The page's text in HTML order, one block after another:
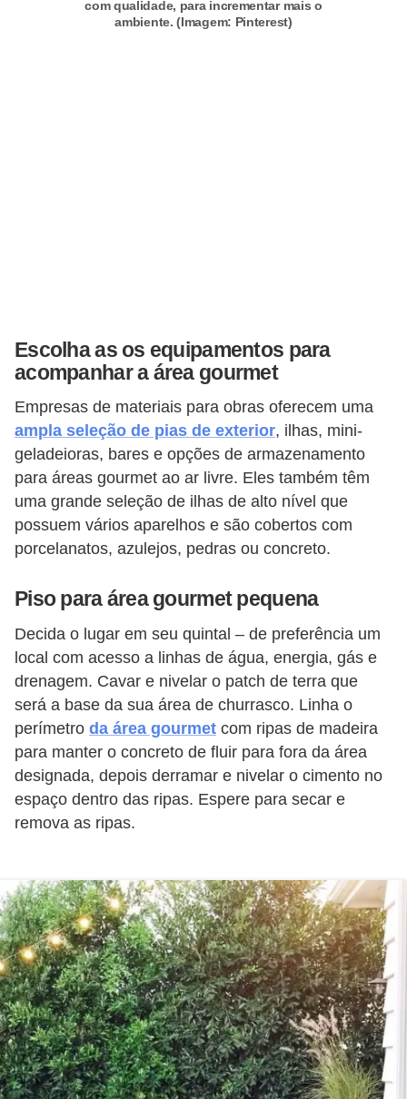
com qualidade, para incrementar mais o
ambiente. (Imagem: Pinterest)
Escolha as os equipamentos para
acompanhar a área gourmet
Empresas de materiais para obras oferecem uma
ampla seleção de pias de exterior, ilhas, mini-
geladeioras, bares e opções de armazenamento
para áreas gourmet ao ar livre. Eles também têm
uma grande seleção de ilhas de alto nível que
possuem vários aparelhos e são cobertos com
porcelanatos, azulejos, pedras ou concreto.
Piso para área gourmet pequena
Decida o lugar em seu quintal – de preferência um
local com acesso a linhas de água, energia, gás e
drenagem. Cavar e nivelar o patch de terra que
será a base da sua área de churrasco. Linha o
perímetro da área gourmet com ripas de madeira
para manter o concreto de fluir para fora da área
designada, depois derramar e nivelar o cimento no
espaço dentro das ripas. Espere para secar e
remova as ripas.
e
c
o
n
d
o
m
í
i
s